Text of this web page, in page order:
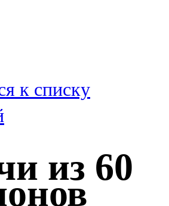
к списку
из 60